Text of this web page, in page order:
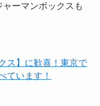
ーマンボックスも
ス】に歓喜！東京で
ています！